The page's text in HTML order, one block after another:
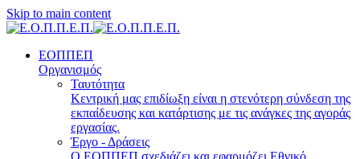
Skip to main content
ΕΟΠΠΕΠ
Οργανισμός
Ταυτότητα
Κεντρική μας επιδίωξη είναι η στενότερη σύνδεση της
εκπαίδευσης και κατάρτισης με τις ανάγκες της αγοράς
εργασίας.
Έργο - Δράσεις
Ο ΕΟΠΠΕΠ σχεδιάζει και εφαρμόζει Eθνικό